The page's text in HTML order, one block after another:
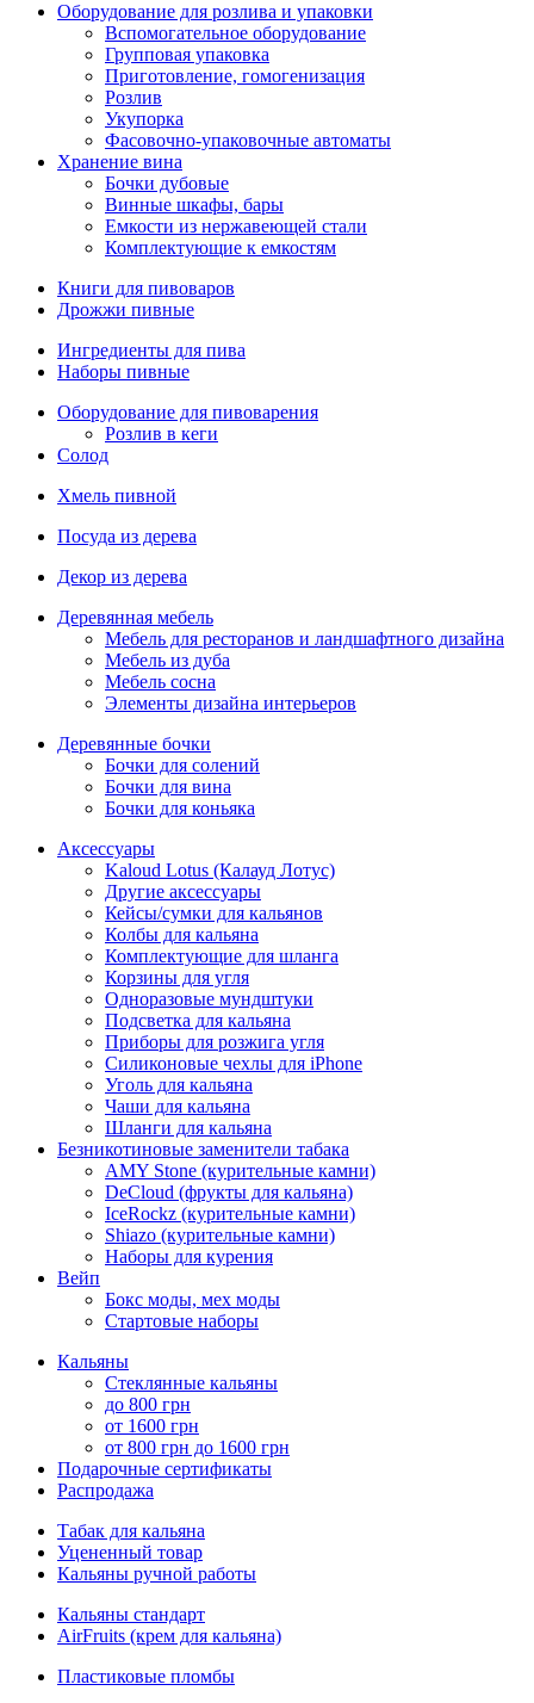
Оборудование для розлива и упаковки
Вспомогательное оборудование
Групповая упаковка
Приготовление, гомогенизация
Розлив
Укупорка
Фасовочно-упаковочные автоматы
Хранение вина
Бочки дубовые
Винные шкафы, бары
Емкости из нержавеющей стали
Комплектующие к емкостям
Книги для пивоваров
Дрожжи пивные
Ингредиенты для пива
Наборы пивные
Оборудование для пивоварения
Розлив в кеги
Солод
Хмель пивной
Посуда из дерева
Декор из дерева
Деревянная мебель
Мебель для ресторанов и ландшафтного дизайна
Мебель из дуба
Мебель сосна
Элементы дизайна интерьеров
Деревянные бочки
Бочки для солений
Бочки для вина
Бочки для коньяка
Аксессуары
Kaloud Lotus (Калауд Лотус)
Другие аксессуары
Кейсы/сумки для кальянов
Колбы для кальяна
Комплектующие для шланга
Корзины для угля
Одноразовые мундштуки
Подсветка для кальяна
Приборы для розжига угля
Силиконовые чехлы для iPhone
Уголь для кальяна
Чаши для кальяна
Шланги для кальяна
Безникотиновые заменители табака
AMY Stone (курительные камни)
DeCloud (фрукты для кальяна)
IceRockz (курительные камни)
Shiazo (курительные камни)
Наборы для курения
Вейп
Бокс моды, мех моды
Стартовые наборы
Кальяны
Стеклянные кальяны
до 800 грн
от 1600 грн
от 800 грн до 1600 грн
Подарочные сертификаты
Распродажа
Табак для кальяна
Уцененный товар
Кальяны ручной работы
Кальяны стандарт
AirFruits (крем для кальяна)
Пластиковые пломбы